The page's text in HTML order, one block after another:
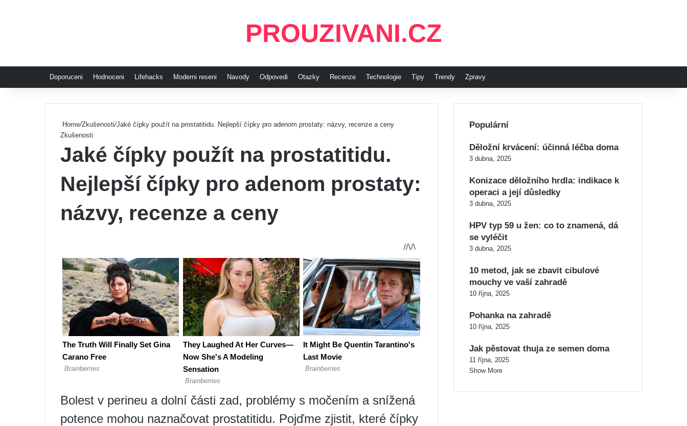
PROUZIVANI.CZ
Doporuceni Hodnoceni Lifehacks Moderni reseni Navody Odpovedi Otazky Recenze Technologie Tipy Trendy Zpravy
Home/Zkušenosti/Jaké čípky použít na prostatitidu. Nejlepší čípky pro adenom prostaty: názvy, recenze a ceny
Zkušenosti
Jaké čípky použít na prostatitidu.
Nejlepší čípky pro adenom prostaty:
názvy, recenze a ceny
Bolest v perineu a dolní části zad, problémy s močením a snížená
potence mohou naznačovat prostatitidu. Pojďme zjistit, které čípky
Populární
Děložní krvácení: účinná léčba doma
3 dubna, 2025
Konizace děložního hrdla: indikace k
operaci a její důsledky
3 dubna, 2025
HPV typ 59 u žen: co to znamená, dá
se vyléčit
3 dubna, 2025
10 metod, jak se zbavit cibulové
mouchy ve vaší zahradě
10 října, 2025
Pohanka na zahradě
10 října, 2025
Jak pěstovat thuja ze semen doma
11 října, 2025
Show More